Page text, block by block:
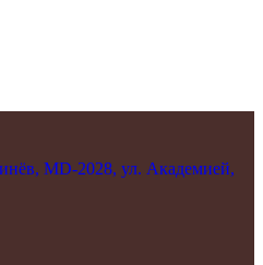
MD-2028, ул. Академией,